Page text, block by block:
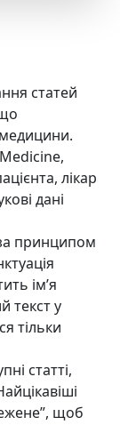
статей
лікар
дані
за принципом
імʼя
текст у
тільки
статті,
щоб